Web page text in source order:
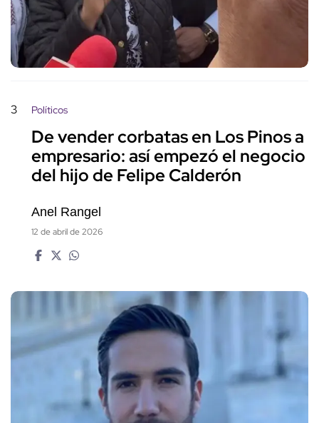
3 Políticos
De vender corbatas en Los Pinos a
empresario: así empezó el negocio
del hijo de Felipe Calderón
Anel Rangel
12 de abril de 2026